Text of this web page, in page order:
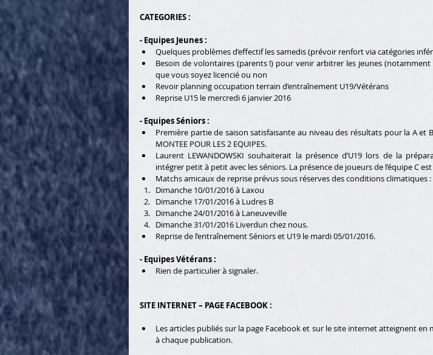
CATEGORIES :
- Equipes Jeunes :
Quelques problèmes d’effectif les samedis (prévoir renfort via catégories
Besoin de volontaires (parents !) pour venir arbitrer les jeunes (notamment
que vous soyez licencié ou non
Revoir planning occupation terrain d’entraînement U19/Vétérans
Reprise U15 le mercredi 6 janvier 2016
- Equipes Séniors :
Première partie de saison satisfaisante au niveau des résultats pour la A et
MONTEE POUR LES 2 EQUIPES.
Laurent LEWANDOWSKI souhaiterait la présence d’U19 lors de la
Matchs amicaux de reprise prévus sous réserves des conditions climatiques
Dimanche 10/01/2016 à Laxou
Dimanche 17/01/2016 à Ludres B
Dimanche 24/01/2016 à Laneuveville
Dimanche 31/01/2016 Liverdun chez nous.
Reprise de l’entraînement Séniors et U19 le mardi 05/01/2016.
- Equipes Vétérans :
Rien de particulier à signaler.
SITE INTERNET – PAGE FACEBOOK :
Les articles publiés sur la page Facebook et sur le site internet atteignent en
à chaque publication.